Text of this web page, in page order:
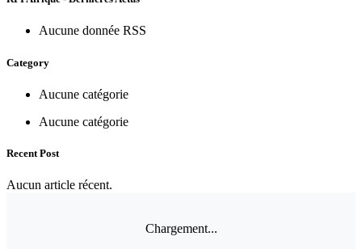
Aucune donnée RSS
Category
Aucune catégorie
Aucune catégorie
Recent Post
Aucun article récent.
Chargement...